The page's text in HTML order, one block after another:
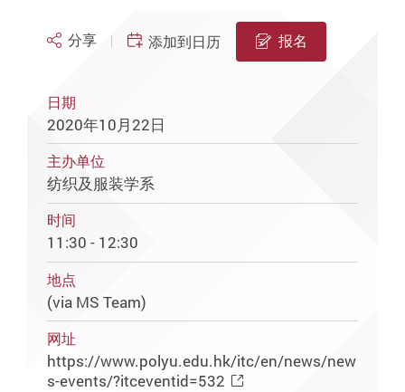
分享 添加到日历 报名
日期
2020年10月22日
主办单位
纺织及服装学系
时间
11:30 - 12:30
地点
(via MS Team)
网址
https://www.polyu.edu.hk/itc/en/news/new
s-events/?itceventid=532